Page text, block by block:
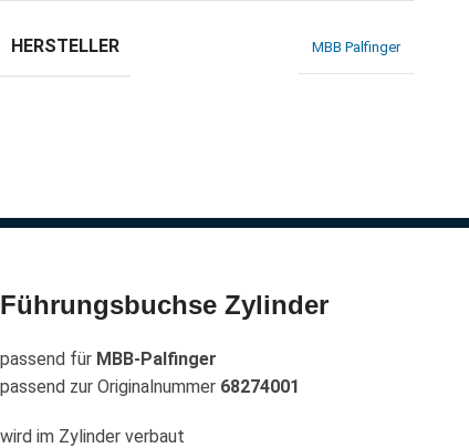
HERSTELLER MBB Palfinger
Führungsbuchse Zylinder
passend für MBB-Palfinger
passend zur Originalnummer 68274001
wird im Zylinder verbaut